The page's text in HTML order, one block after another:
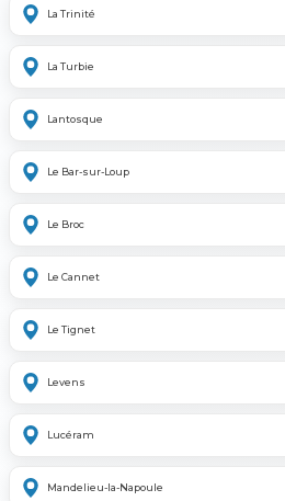
La Trinité
La Turbie
Lantosque
Le Bar-sur-Loup
Le Broc
Le Cannet
Le Tignet
Levens
Lucéram
Mandelieu-la-Napoule